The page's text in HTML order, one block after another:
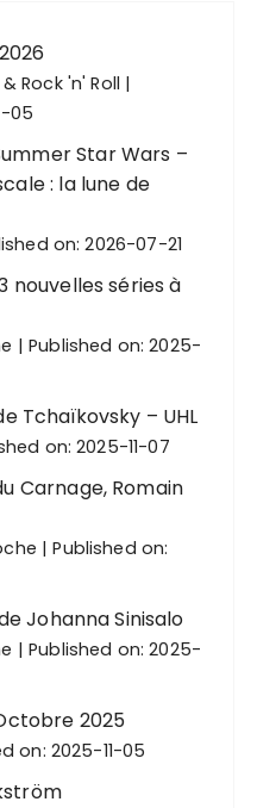
Rock 'n' Roll
05
Star Wars –
: la lune de
on: 2026-07-21
nouvelles séries à
Published on: 2025-
Tchaïkovsky – UHL
on: 2025-11-07
Carnage, Romain
Published on:
Johanna Sinisalo
Published on: 2025-
2025
on: 2025-11-05